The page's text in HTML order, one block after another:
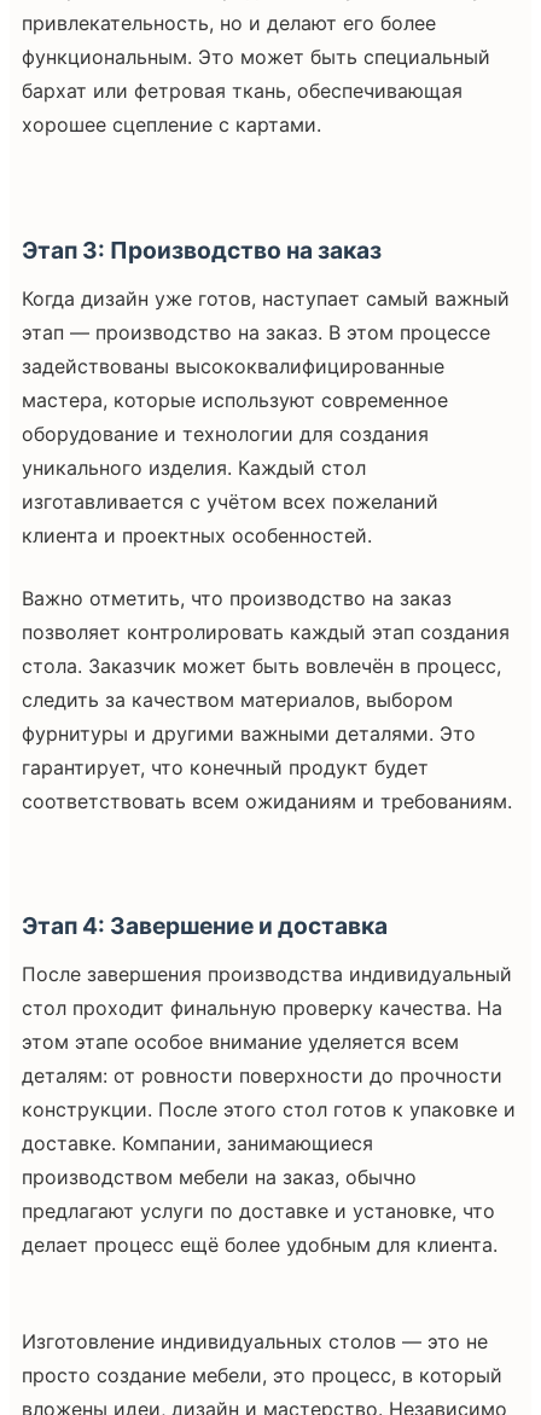
привлекательность, но и делают его более
функциональным. Это может быть специальный
бархат или фетровая ткань, обеспечивающая
хорошее сцепление с картами.
Этап 3: Производство на заказ
Когда дизайн уже готов, наступает самый важный
этап — производство на заказ. В этом процессе
задействованы высококвалифицированные
мастера, которые используют современное
оборудование и технологии для создания
уникального изделия. Каждый стол
изготавливается с учётом всех пожеланий
клиента и проектных особенностей.
Важно отметить, что производство на заказ
позволяет контролировать каждый этап создания
стола. Заказчик может быть вовлечён в процесс,
следить за качеством материалов, выбором
фурнитуры и другими важными деталями. Это
гарантирует, что конечный продукт будет
соответствовать всем ожиданиям и требованиям.
Этап 4: Завершение и доставка
После завершения производства индивидуальный
стол проходит финальную проверку качества. На
этом этапе особое внимание уделяется всем
деталям: от ровности поверхности до прочности
конструкции. После этого стол готов к упаковке и
доставке. Компании, занимающиеся
производством мебели на заказ, обычно
предлагают услуги по доставке и установке, что
делает процесс ещё более удобным для клиента.
Изготовление индивидуальных столов — это не
просто создание мебели, это процесс, в который
вложены идеи, дизайн и мастерство. Независимо